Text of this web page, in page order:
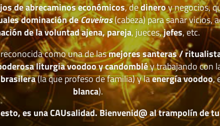
de abrecaminos económicos, dedineroy negocios,
dominación deCaveiras(cabeza) para sanar vicios,
de la voluntad ajena, pareja, jueces,jefes, etc.
como una de lasmejores santeras /
liturgia voodoo y candombléy trabajando con
(la que profeso de familia) y laenergía voodoo,
blanca).
es una CAUsalidad. Bienvenid@ al trampolín de